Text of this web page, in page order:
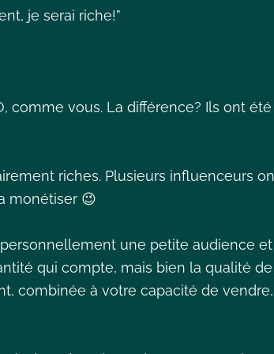
je serai riche!”
comme vous. La différence? Ils ont été
riches. Plusieurs influenceurs
monétiser 😉
une petite audience et
qui compte, mais bien la qualité
combinée à votre capacité de vendre,